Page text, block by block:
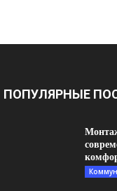
ПОПУЛЯРНЫЕ